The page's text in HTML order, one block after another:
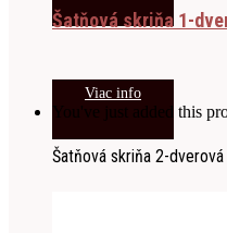
Šatňová skriňa 1-
Viac info
You've just added this
Šatňová skriňa 2-